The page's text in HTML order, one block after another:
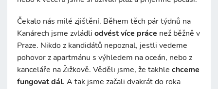
Čekalo nás milé zjištění. Během těch pár týdnů na
Kanárech jsme zvládli odvést více práce než běžně v
Praze. Nikdo z kandidátů nepoznal, jestli vedeme
pohovor z apartmánu s výhledem na oceán, nebo z
kanceláře na Žižkově. Věděli jsme, že takhle chceme
fungovat dál. A tak jsme začali dvakrát do roka